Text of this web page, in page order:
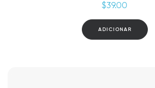
$39.00
ADICIONAR